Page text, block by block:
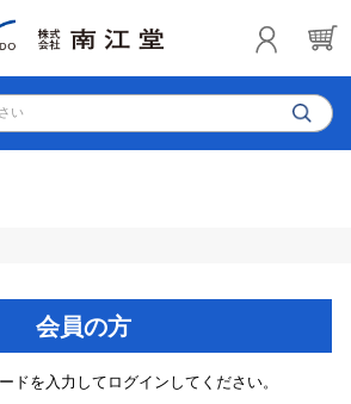
い
会員の方
ドを入力してログインしてください。